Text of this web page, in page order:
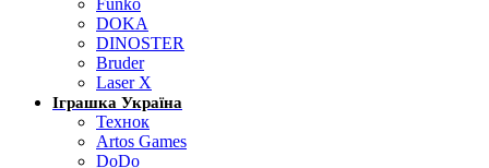
Funko
DOKA
DINOSTER
Bruder
Laser X
Іграшка Україна
Технок
Artos Games
DoDo